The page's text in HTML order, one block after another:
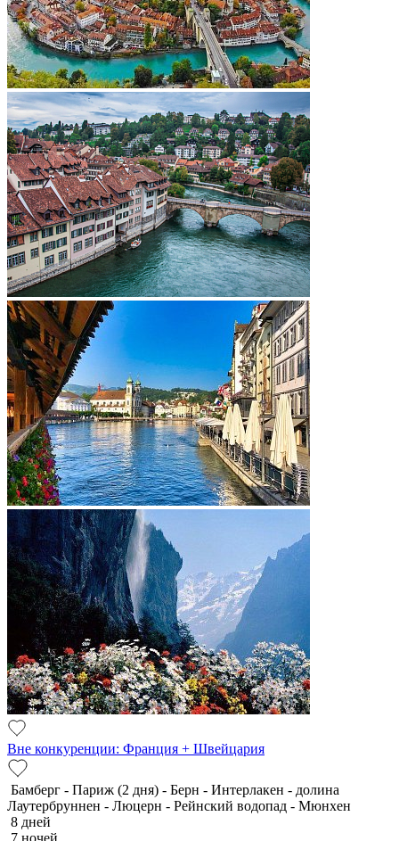
Вне конкуренции: Франция + Швейцария
Бамберг - Париж (2 дня) - Берн - Интерлакен - долина
Лаутербруннен - Люцерн - Рейнский водопад - Мюнхен
8 дней
7 ночей